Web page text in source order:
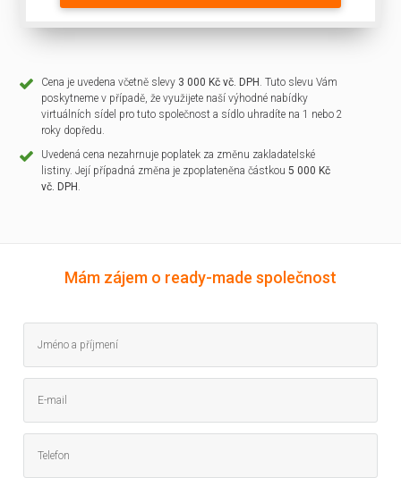
Cena je uvedena včetně slevy 3 000 Kč vč. DPH . Tuto slevu Vám
poskytneme v případě, že využijete naší výhodné nabídky
virtuálních sídel pro tuto společnost a sídlo uhradíte na 1 nebo 2
roky dopředu.
Uvedená cena nezahrnuje poplatek za změnu zakladatelské
listiny. Její případná změna je zpoplateněna částkou5 000 Kč
vč. DPH .
Mám zájem o ready-made společnost